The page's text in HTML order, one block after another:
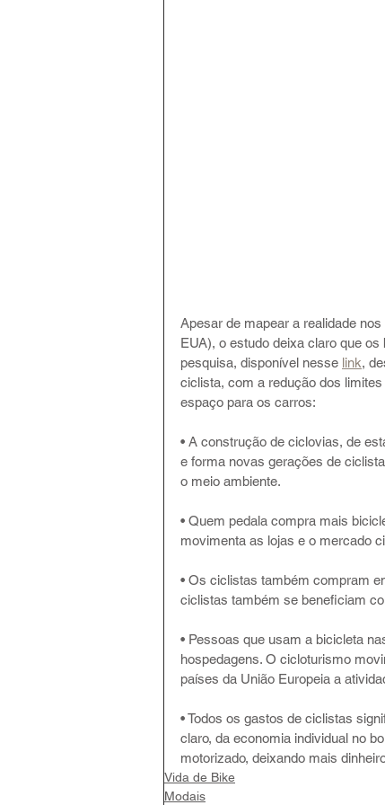
Apesar de mapear a realidade
EUA), o estudo deixa claro que
pesquisa, disponível nesse link,
ciclista, com a redução dos
espaço para os carros:
• A construção de ciclovias, de
e forma novas gerações de
o meio ambiente.
• Quem pedala compra mais
movimenta as lojas e o mercado
• Os ciclistas também compram
ciclistas também se beneficiam
• Pessoas que usam a bicicleta
hospedagens. O cicloturismo
países da União Europeia a
• Todos os gastos de ciclistas
claro, da economia individual no
motorizado, deixando mais
Vida de Bike
Modais